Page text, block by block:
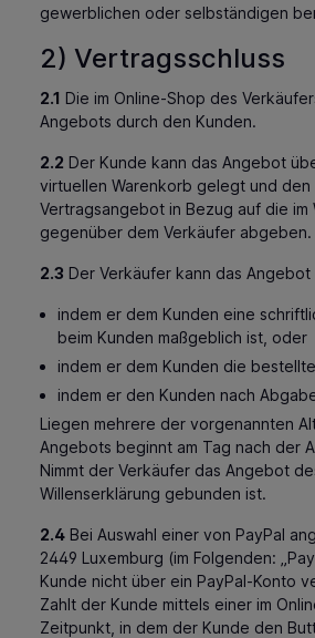
gewerblichen oder selbständigen
2) Vertragsschluss
2.1 Die im Online-Shop des
Angebots durch den Kunden.
2.2 Der Kunde kann das Angebot
virtuellen Warenkorb gelegt und
Vertragsangebot in Bezug auf die
gegenüber dem Verkäufer abgeben.
2.3 Der Verkäufer kann das
indem er dem Kunden eine
beim Kunden maßgeblich ist, oder
indem er dem Kunden die
indem er den Kunden nach
Liegen mehrere der vorgenannten
Angebots beginnt am Tag nach der
Nimmt der Verkäufer das Angebot
Willenserklärung gebunden ist.
2.4 Bei Auswahl einer von PayPal
2449 Luxemburg (im Folgenden:
Kunde nicht über ein PayPal-Konto
Zahlt der Kunde mittels einer im
Zeitpunkt, in dem der Kunde den